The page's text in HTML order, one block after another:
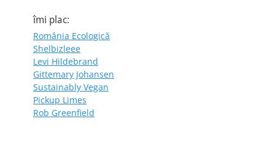
îmi plac:
România Ecologică
Shelbizleee
Levi Hildebrand
Gittemary Johansen
Sustainably Vegan
Pickup Limes
Rob Greenfield